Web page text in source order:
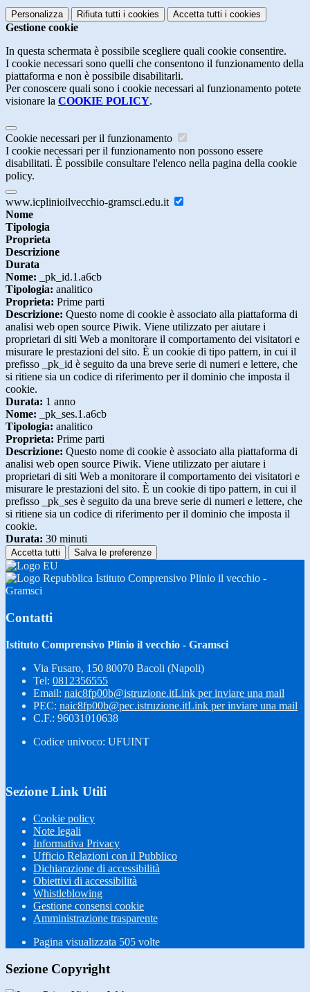
Personalizza Rifiuta tutti i cookies Accetta tutti i cookies
Gestione cookie
In questa schermata è possibile scegliere quali cookie consentire.
I cookie necessari sono quelli che consentono il funzionamento della
piattaforma e non è possibile disabilitarli.
Per conoscere quali sono i cookie necessari al funzionamento potete
visionare la COOKIE POLICY.
Cookie necessari per il funzionamento
I cookie necessari per il funzionamento non possono essere
disabilitati. È possibile consultare l'elenco nella pagina della cookie
policy.
www.icplinioilvecchio-gramsci.edu.it
Nome
Tipologia
Proprieta
Descrizione
Durata
Nome: _pk_id.1.a6cb
Tipologia: analitico
Proprieta: Prime parti
Descrizione: Questo nome di cookie è associato alla piattaforma di
analisi web open source Piwik. Viene utilizzato per aiutare i
proprietari di siti Web a monitorare il comportamento dei visitatori e
misurare le prestazioni del sito. È un cookie di tipo pattern, in cui il
prefisso _pk_id è seguito da una breve serie di numeri e lettere, che
si ritiene sia un codice di riferimento per il dominio che imposta il
cookie.
Durata: 1 anno
Nome: _pk_ses.1.a6cb
Tipologia: analitico
Proprieta: Prime parti
Descrizione: Questo nome di cookie è associato alla piattaforma di
analisi web open source Piwik. Viene utilizzato per aiutare i
proprietari di siti Web a monitorare il comportamento dei visitatori e
misurare le prestazioni del sito. È un cookie di tipo pattern, in cui il
prefisso _pk_ses è seguito da una breve serie di numeri e lettere, che
si ritiene sia un codice di riferimento per il dominio che imposta il
cookie.
Durata: 30 minuti
Accetta tutti Salva le preferenze
Istituto Comprensivo Plinio il vecchio -
Gramsci
Contatti
Istituto Comprensivo Plinio il vecchio - Gramsci
Via Fusaro, 150 80070 Bacoli (Napoli)
Tel: 0812356555
Email: naic8fp00b@istruzione.itLink per inviare una mail
PEC: naic8fp00b@pec.istruzione.itLink per inviare una mail
C.F.: 96031010638
Codice univoco: UFUINT
Sezione Link Utili
Cookie policy
Note legali
Informativa Privacy
Ufficio Relazioni con il Pubblico
Dichiarazione di accessibilità
Obiettivi di accessibilità
Whistleblowing
Gestione consensi cookie
Amministrazione trasparente
Pagina visualizzata 505 volte
Sezione Copyright